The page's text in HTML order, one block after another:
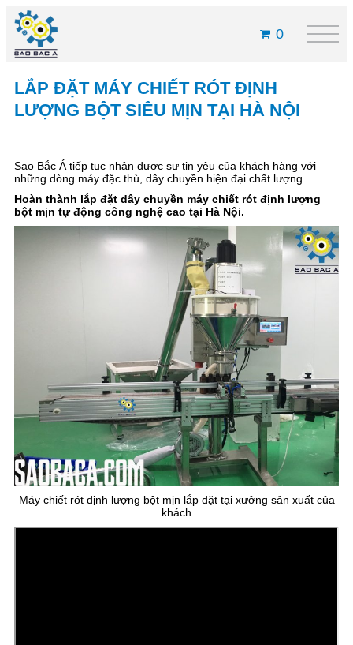
0
LẮP ĐẶT MÁY CHIẾT RÓT ĐỊNH
LƯỢNG BỘT SIÊU MỊN TẠI HÀ NỘI
Sao Bắc Á tiếp tục nhận được sự tin yêu của khách hàng với
những dòng máy đặc thù, dây chuyền hiện đại chất lượng.
Hoàn thành lắp đặt dây chuyền máy chiết rót định lượng
bột mịn tự động công nghệ cao tại Hà Nội.
Máy chiết rót định lượng bột mịn lắp đặt tại xưởng sản xuất của
khách